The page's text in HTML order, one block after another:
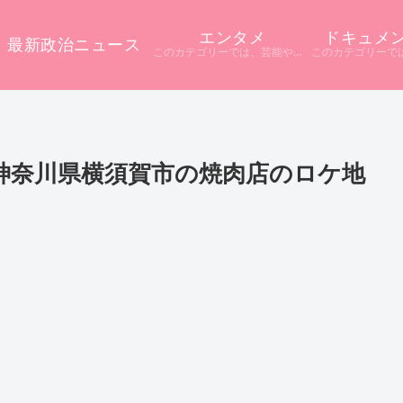
最新政治ニュース エンタメ
このカテゴリーでは、芸能やエンタメに関するニュースをまとめています。 テレビや配信サービス、SNSなど多様な情報源から話題をピックアップ。 ニュース記事だけでは分からない背景や疑問点を深掘りし、分かりやすく解説しています。
ドキュメ
川県横須賀市の焼肉店のロケ地